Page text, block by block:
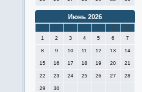
Июнь 2026
П В С Ч П С
В
1
2 3 4 5 6 7
8 9 10 11 12 13 14
15 16 17 18 19 20 21
22 23 24 25 26 27 28
29 30